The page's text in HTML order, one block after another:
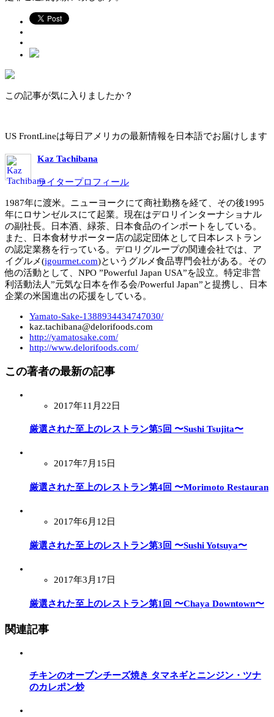
この記事が気に入りましたか？
US FrontLineは毎日アメリカの最新情報を日本語でお届けします
Kaz Tachibana
ライタープロフィール
1987年に渡米。ニューヨークにて商社勤務を経て、その後1995
年にロサンゼルスにて起業。現在はデロリインターナショナル
の副社長。日本酒、緑茶、日本食品のインポートをしている。
また、日本食材サポーター店の認定団体として日本レストラン
の認定業務を行っている。デロリグループの関連会社では、ア
イグルメ(igourmet.com)というグルメ食品専門会社がある。その
他の活動として、NPO ”Powerful Japan USA”を設立。特定非営
利活動法人”元気な日本を作る会/Powerful Japan”と提携し、日本
企業の米国進出の応援をしている。
Yamato-Sake-1388934434747030/
kaz.tachibana@delorifoods.com
http://yamatosake.com/
http://www.delorifoods.com/
この著者の最新の記事
2017年11月22日
厳選された至上のレストラン第5回 〜Sushi Tsujita〜
2017年7月15日
厳選された至上のレストラン第4回 〜Morimoto Restauran
2017年6月12日
厳選された至上のレストラン第3回 〜Sushi Yotsuya〜
2017年3月17日
厳選された至上のレストラン第1回 〜Chaya Downtown〜
関連記事
チキンのオーブンチーズ焼き タマネギとニンジン・ツナ
のカレポン炒